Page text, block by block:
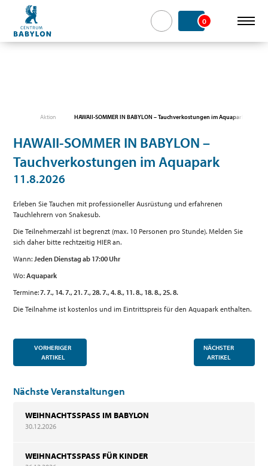
0
Aktion HAWAII-SOMMER IN BABYLON – Tauchverkostungen im Aquapark
HAWAII-SOMMER IN BABYLON –
Tauchverkostungen im Aquapark
11.8.2026
Erleben Sie Tauchen mit professioneller Ausrüstung und erfahrenen
Tauchlehrern von Snakesub.
Die Teilnehmerzahl ist begrenzt (max. 10 Personen pro Stunde). Melden Sie
sich daher bitte rechtzeitig HIER an.
Wann:Jeden Dienstag ab 17:00 Uhr
Wo:Aquapark
Termine:7. 7., 14. 7., 21. 7., 28. 7., 4. 8., 11. 8., 18. 8., 25. 8.
Die Teilnahme ist kostenlos und im Eintrittspreis für den Aquapark enthalten.
NÄCHSTER
ARTIKEL
VORHERIGER
ARTIKEL
Nächste Veranstaltungen
WEIHNACHTSSPASS IM BABYLON
30.12.2026
WEIHNACHTSSPASS FÜR KINDER